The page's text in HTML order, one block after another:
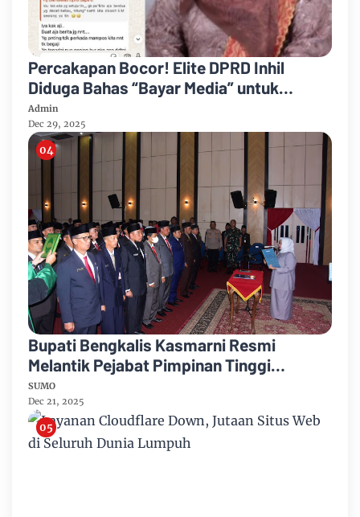
Percakapan Bocor! Elite DPRD Inhil
Diduga Bahas “Bayar Media” untuk
Dukung Kebijakan
Admin
Dec 29, 2025
Bupati Bengkalis Kasmarni Resmi
Melantik Pejabat Pimpinan Tinggi
Pratama
SUMO
Dec 21, 2025